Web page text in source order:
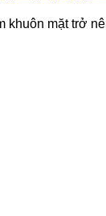
khuôn mặt trở